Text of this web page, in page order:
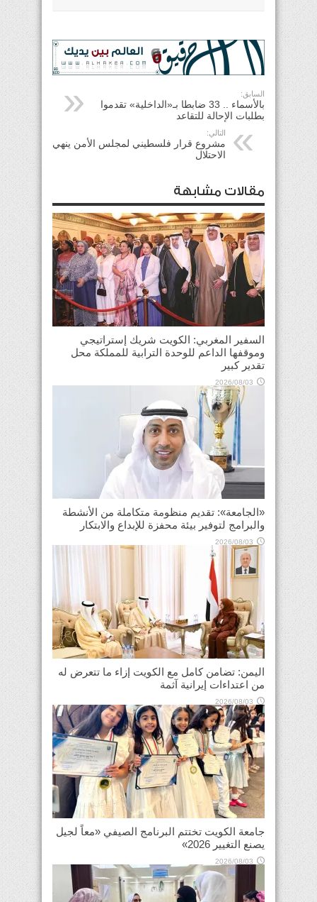
السابق:
بالأسماء .. 33 ضابطا بـ«الداخلية» تقدموا
بطلبات الإحالة للتقاعد
التالي:
مشروع قرار فلسطيني لمجلس الأمن ينهي
الاحتلال
مقالات مشابهة
السفير المغربي: الكويت شريك إستراتيجي
وموقفها الداعم للوحدة الترابية للمملكة محل
تقدير كبير
2026/08/03
«الجامعة»: تقديم منظومة متكاملة من الأنشطة
والبرامج لتوفير بيئة محفزة للإبداع والابتكار
2026/08/03
اليمن: تضامن كامل مع الكويت إزاء ما تتعرض له
من اعتداءات إيرانية آثمة
2026/08/03
جامعة الكويت تختتم البرنامج الصيفي «معاً لجيل
يصنع التغيير 2026»
2026/08/03